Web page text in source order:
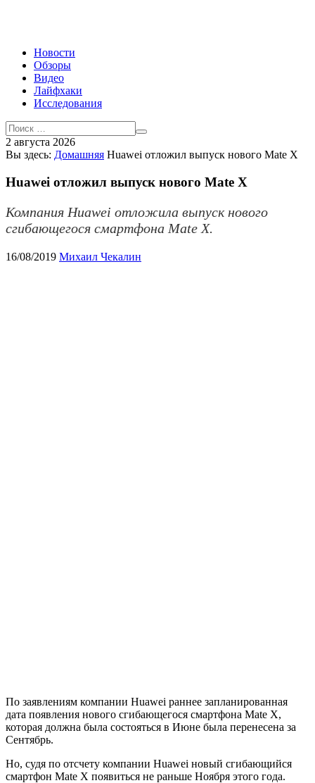
Новости
Обзоры
Видео
Лайфхаки
Исследования
2 августа 2026
Вы здесь: Домашняя Huawei отложил выпуск нового Mate X
Huawei отложил выпуск нового Mate X
Компания Huawei отложила выпуск нового
сгибающегося смартфона Mate X.
16/08/2019 Михаил Чекалин
По заявлениям компании Huawei раннее запланированная
дата появления нового сгибающегося смартфона Mate X,
которая должна была состояться в Июне была перенесена за
Сентябрь.
Но, судя по отсчету компании Huawei новый сгибающийся
смартфон Mate X появиться не раньше Ноября этого года.